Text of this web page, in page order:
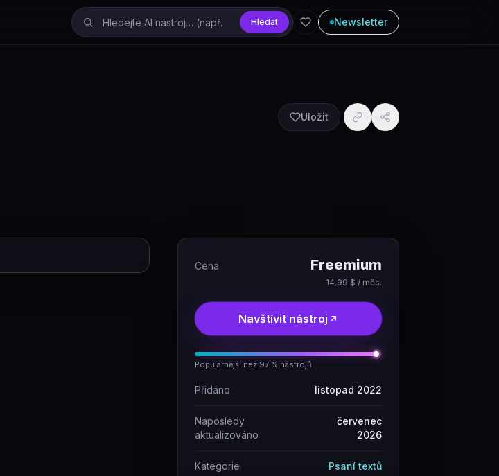
Hledat Newsletter
Uložit
Cena Freemium
14.99 $ / měs.
Navštívit nástroj
Populárnější než 97 % nástrojů
Přidáno listopad 2022
Naposledy
aktualizováno
červenec
2026
Kategorie Psaní textů